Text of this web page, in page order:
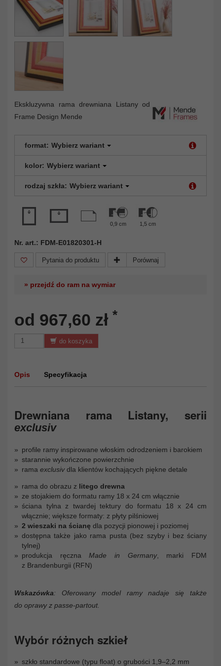
Ekskluzywna rama drewniana Listany od
Frame Design Mende
format: Wybierz wariant
kolor: Wybierz wariant
rodzaj szkła: Wybierz wariant
0,9 cm 1,5 cm
Nr. art.: FDM-E01820301-H
Pytania do produktu Porównaj
» przejdź do ram na wymiar
od 967,60 zł *
do koszyka
Opis Specyfikacja
Drewniana rama Listany, serii
exclusiv
profile ramy inspirowane włoskim odrodzeniem i barokiem
starannie wykończone powierzchnie
rama exclusivdla klientów kochających piękne detale
rama do obrazu z litego drewna
ze stojakiem do formatu ramy 18 x 24 cm włącznie
ściana tylna z twardej tektury do formatu 18 x 24 cm
włącznie; większe formaty: z płyty pilśniowej
2 wieszaki na ścianę dla pozycji pionowej i poziomej
dostępna także jako rama pusta (bez szyby i bez ściany
tylnej)
produkcja ręcznaMade in Germany, marki FDM
z Brandenburgii (RFN)
Wskazówka: Oferowany model ramy nadaje się także
do oprawy z passe-partout.
Wybór różnych szkieł
szkło standardowe (typu float) o grubości 1,9–2,2 mm